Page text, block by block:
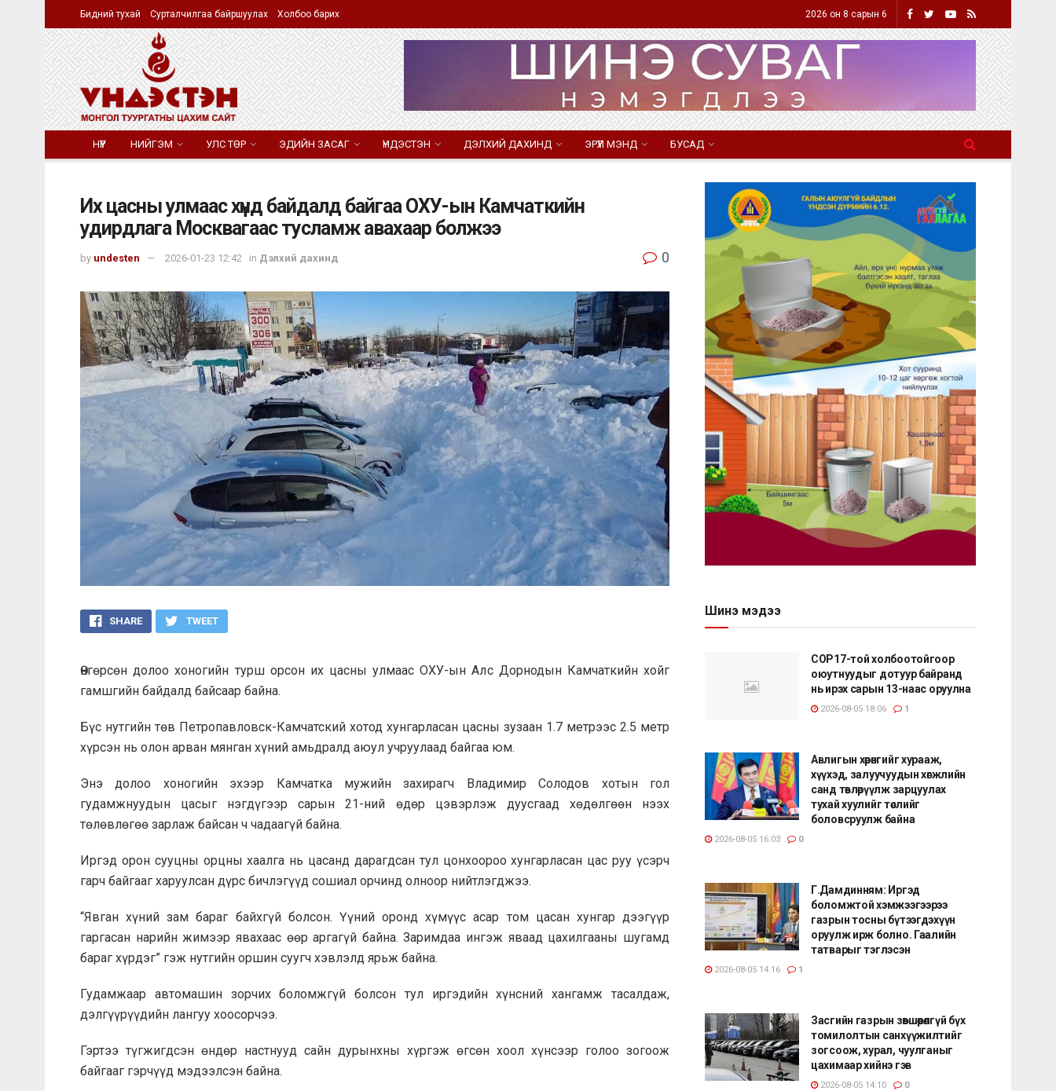
Бидний тухай Сурталчилгаа байршуулах Холбоо барих 2026 он 8 сарын 6
НҮҮР НИЙГЭМ УЛС ТӨР ЭДИЙН ЗАСАГ ҮНДЭСТЭН ДЭЛХИЙ ДАХИНД ЭРҮҮЛ МЭНД БУСАД
Их цасны улмаас хүнд байдалд байгаа ОХУ-ын Камчаткийн
удирдлага Москвагаас тусламж авахаар болжээ
by undesten 2026-01-23 12:42 in Дэлхий дахинд 0
SHARE TWEET
Өнгөрсөн долоо хоногийн турш орсон их цасны улмаас ОХУ-ын Алс Дорнодын Камчаткийн хойг
гамшгийн байдалд байсаар байна.
Бүс нутгийн төв Петропавловск-Камчатский хотод хунгарласан цасны зузаан 1.7 метрээс 2.5 метр
хүрсэн нь олон арван мянган хүний амьдралд аюул учруулаад байгаа юм.
Энэ долоо хоногийн эхээр Камчатка мужийн захирагч Владимир Солодов хотын гол
гудамжнуудын цасыг нэгдүгээр сарын 21-ний өдөр цэвэрлэж дуусгаад хөдөлгөөн нээх
төлөвлөгөө зарлаж байсан ч чадаагүй байна.
Иргэд орон сууцны орцны хаалга нь цасанд дарагдсан тул цонхоороо хунгарласан цас руу үсэрч
гарч байгааг харуулсан дүрс бичлэгүүд сошиал орчинд олноор нийтлэгджээ.
“Явган хүний зам бараг байхгүй болсон. Үүний оронд хүмүүс асар том цасан хунгар дээгүүр
гаргасан нарийн жимээр явахаас өөр аргагүй байна. Заримдаа ингэж яваад цахилгааны шугамд
бараг хүрдэг” гэж нутгийн оршин суугч хэвлэлд ярьж байна.
Гудамжаар автомашин зорчих боломжгүй болсон тул иргэдийн хүнсний хангамж тасалдаж,
дэлгүүрүүдийн лангуу хоосорчээ.
Гэртээ түгжигдсэн өндөр настнууд сайн дурынхны хүргэж өгсөн хоол хүнсээр голоо зогоож
байгааг гэрчүүд мэдээлсэн байна.
Шинэ мэдээ
COP17-той холбоотойгоор
оюутнуудыг дотуур байранд
нь ирэх сарын 13-наас оруулна
2026-08-05 18:06 1
Авлигын хөрөнгийг хурааж,
хүүхэд, залуучуудын хөгжлийн
санд төвлөрүүлж зарцуулах
тухай хуулийг төслийг
боловсруулж байна
2026-08-05 16:03 0
Г.Дамдинням: Иргэд
боломжтой хэмжээгээрээ
газрын тосны бүтээгдэхүүн
оруулж ирж болно. Гаалийн
татварыг тэглэсэн
2026-08-05 14:16 1
Засгийн газрын зөвшөөрөлгүй бүх
томилолтын санхүүжилтийг
зогсоож, хурал, чуулганыг
цахимаар хийнэ гэв
2026-08-05 14:10 0